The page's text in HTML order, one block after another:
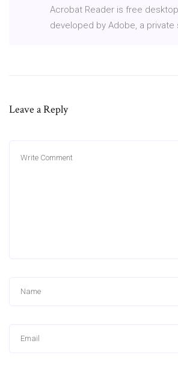
Acrobat Reader is free
developed by Adobe, a private
Leave a Reply